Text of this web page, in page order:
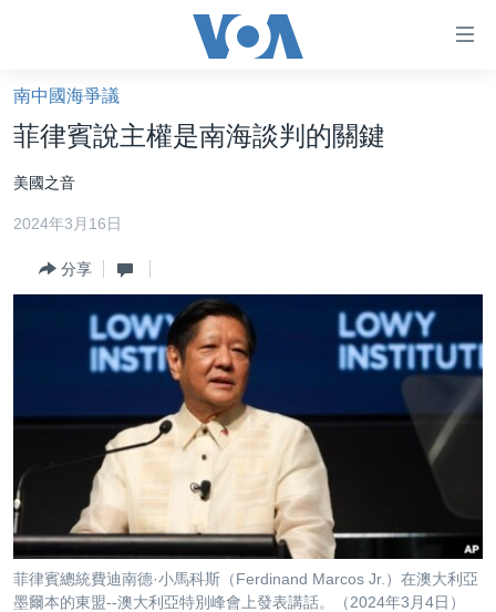
礙
鏈
接
跳
轉
容
航
到
檢
索
美國大選2024
港澳
台灣
美中關係
中國
國際
經貿
視頻
南中國海爭議
菲律賓說主權是南海談判的關鍵
美國之音
2024年3月16日
分享
菲律賓總統費迪南德·小馬科斯（Ferdinand Marcos Jr.）在澳大利亞
墨爾本的東盟--澳大利亞特別峰會上發表講話。（2024年3月4日）